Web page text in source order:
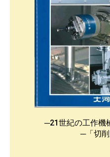
─21世紀の工作機
─「切削